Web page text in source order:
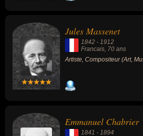
Jules Massenet
1842 - 1912
Francais, 70 ans
Artiste, Compositeur (Art,
Emmanuel Chabrier
1841 - 1894